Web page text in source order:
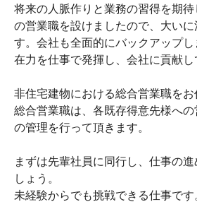
将来の人脈作りと業務の習得を期
の営業職を設けましたので、大い
す。会社も全面的にバックアップ
在力を仕事で発揮し、会社に貢献し
非住宅建物における総合営業職をお
総合営業職は、各既存得意先様へ
の管理を行って頂きます。
まずは先輩社員に同行し、仕事の
しょう。
未経験からでも挑戦できる仕事です。